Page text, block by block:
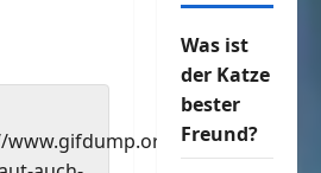
www.gifdump.org/frau-
Was ist
der Katze
bester
Freund?